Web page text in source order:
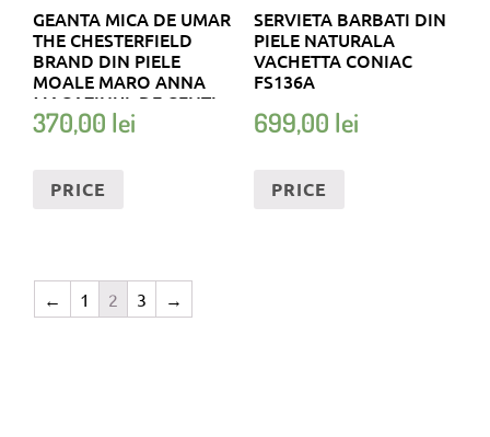
GEANTA MICA DE UMAR
THE CHESTERFIELD
BRAND DIN PIELE
MOALE MARO ANNA
MAGAZINUL DE GENTI
370,00 lei
PRICE
SERVIETA BARBATI DIN
PIELE NATURALA
VACHETTA CONIAC
FS136A
699,00 lei
PRICE
← 1 2 3 →